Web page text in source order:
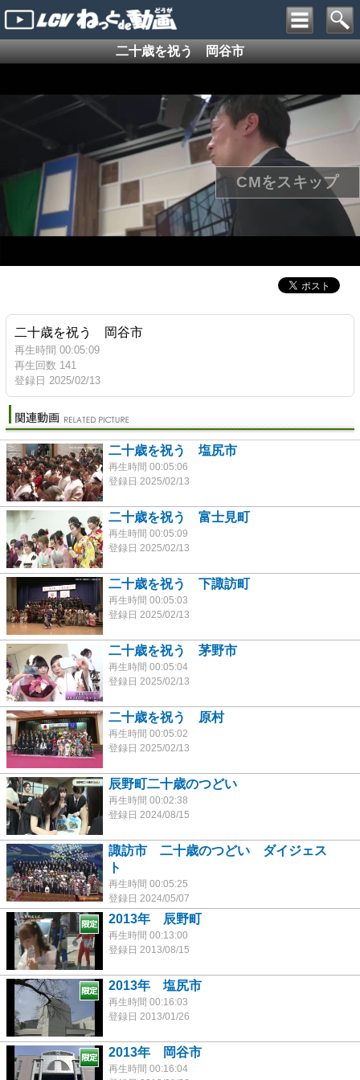
二十歳を祝う 岡谷市
二十歳を祝う 岡谷市
再生時間 00:05:09
再生回数 141
登録日 2025/02/13
二十歳を祝う 塩尻市
再生時間 00:05:06
登録日 2025/02/13
二十歳を祝う 富士見町
再生時間 00:05:09
登録日 2025/02/13
二十歳を祝う 下諏訪町
再生時間 00:05:03
登録日 2025/02/13
二十歳を祝う 茅野市
再生時間 00:05:04
登録日 2025/02/13
二十歳を祝う 原村
再生時間 00:05:02
登録日 2025/02/13
辰野町二十歳のつどい
再生時間 00:02:38
登録日 2024/08/15
諏訪市 二十歳のつどい ダイジェス
ト
再生時間 00:05:25
登録日 2024/05/07
2013年 辰野町
再生時間 00:13:00
登録日 2013/08/15
2013年 塩尻市
再生時間 00:16:03
登録日 2013/01/26
2013年 岡谷市
再生時間 00:16:04